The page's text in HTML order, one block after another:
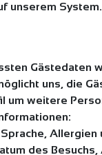
unserem System.
uns, die
um weitere
des